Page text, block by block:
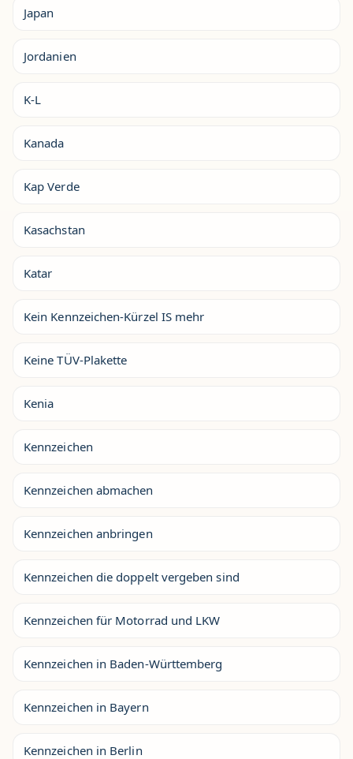
Japan
Jordanien
K-L
Kanada
Kap Verde
Kasachstan
Katar
Kein Kennzeichen-Kürzel IS mehr
Keine TÜV-Plakette
Kenia
Kennzeichen
Kennzeichen abmachen
Kennzeichen anbringen
Kennzeichen die doppelt vergeben sind
Kennzeichen für Motorrad und LKW
Kennzeichen in Baden-Württemberg
Kennzeichen in Bayern
Kennzeichen in Berlin